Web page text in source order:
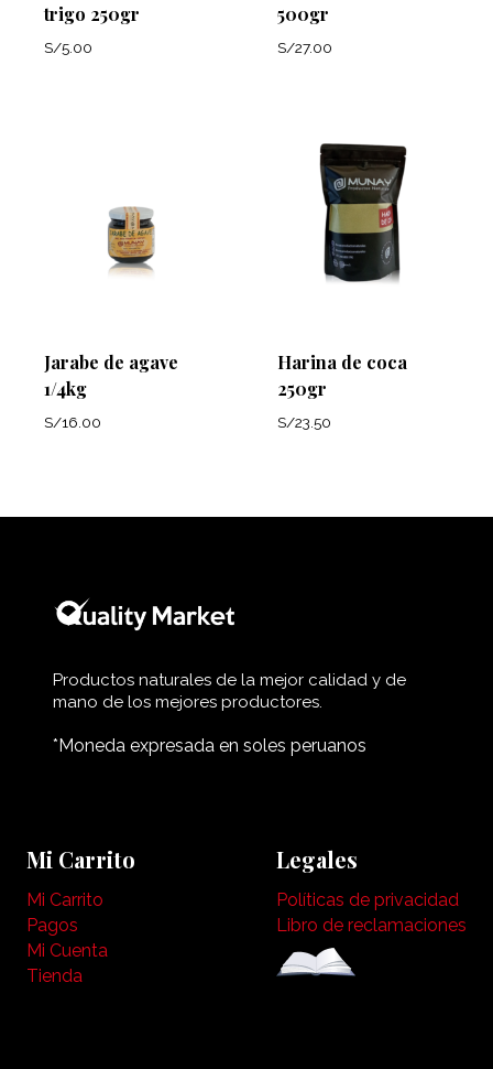
trigo 250gr
S/5.00
500gr
S/27.00
Jarabe de agave
1/4kg
S/16.00
Harina de coca
250gr
S/23.50
Productos naturales de la mejor calidad y de
mano de los mejores productores.
*Moneda expresada en soles peruanos
Mi Carrito
Mi Carrito
Pagos
Mi Cuenta
Tienda
Legales
Políticas de privacidad
Libro de reclamaciones